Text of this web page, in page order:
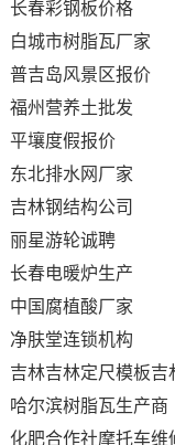
长春彩钢板价格
白城市树脂瓦厂家
普吉岛风景区报价
福州营养土批发
平壤度假报价
东北排水网厂家
吉林钢结构公司
丽星游轮诚聘
长春电暖炉生产
中国腐植酸厂家
净肤堂连锁机构
吉林吉林定尺模板吉
哈尔滨树脂瓦生产商
化肥合作社摩托车